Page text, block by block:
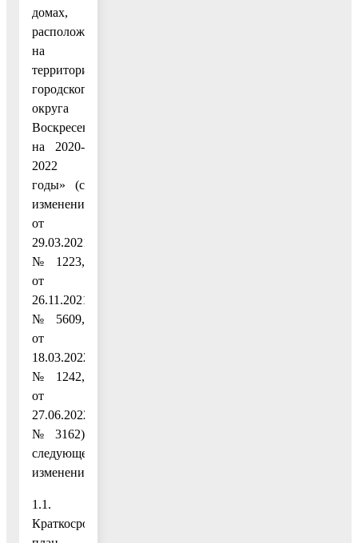
домах,
расположенных
на
территории
городского
округа
Воскресенск,
на 2020-
2022
годы» (с
изменениями
от
29.03.2021
№ 1223,
от
26.11.2021
№ 5609,
от
18.03.2022
№ 1242,
от
27.06.2022
№ 3162)
следующее
изменение:
1.1.
Краткосрочный